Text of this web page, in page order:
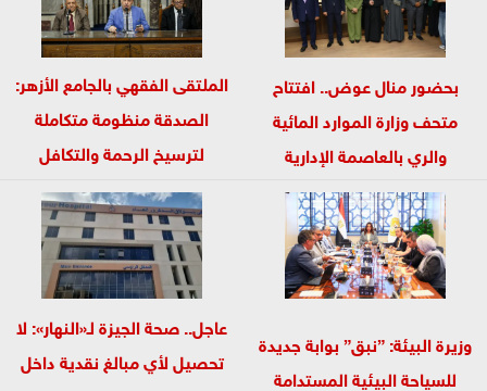
بحضور منال عوض.. افتتاح
متحف وزارة الموارد المائية
والري بالعاصمة الإدارية
الملتقى الفقهي بالجامع الأزهر:
الصدقة منظومة متكاملة
لترسيخ الرحمة والتكافل
وتحقيق استقرار...
وزيرة البيئة: ”نبق” بوابة جديدة
للسياحة البيئية المستدامة
عاجل.. صحة الجيزة لـ«النهار»: لا
تحصيل لأي مبالغ نقدية داخل